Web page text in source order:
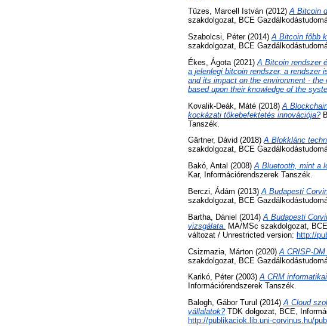
Tüzes, Marcell István (2012)A Bitcoin
szakdolgozat, BCE
Szabolcsi, Péter(2014) A Bitcoin főbb
szakdolgozat, BCE
Ékes, Ágota (2021) A Bitcoin rendszer
a jelenlegi bitcoin rendszer, a rendszer
and its impact on the environment -
based upon their knowledge of the
Kovalik-Deák, Máté (2018) A
kockázati tőkebefektetés innovációja?
Tanszék.
Gärtner, Dávid (2018)A Blokklánc
szakdolgozat, BCE
Bakó, Antal (2008)A Bluetooth, mint a
Kar, Információrendszerek Tanszék.
Berczi, Ádám (2013) A Budapesti
szakdolgozat, BCE
Bartha, Dániel (2014) A Budapesti
vizsgálata. MA/MSc szakdolgozat,
változat / Unrestricted version: http://
Csizmazia, Márton (2020) A CRISP-
szakdolgozat, BCE
Karikó, Péter(2003)A CRM
Információrendszerek Tanszék.
Balogh, Gábor Turul (2014)A Cloud
vállalatok?TDK dolgozat, BCE,
http://publikaciok.lib.uni-corvinus.hu/